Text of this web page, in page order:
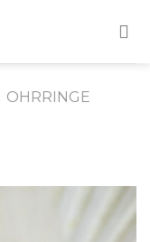
OHRRINGE